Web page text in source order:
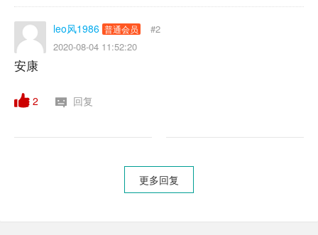
leo风1986 普通会员
#2
2020-08-04 11:52:20
安康
2 回复
更多回复